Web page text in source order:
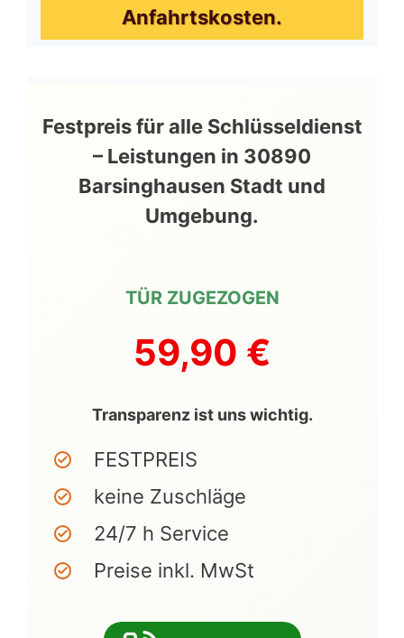
Anfahrtskosten.
Festpreis für alle Schlüsseldienst
– Leistungen in 30890
Barsinghausen Stadt und
Umgebung.
TÜR ZUGEZOGEN
59,90 €
Transparenz ist uns wichtig.
FESTPREIS
keine Zuschläge
24/7 h Service
Preise inkl. MwSt